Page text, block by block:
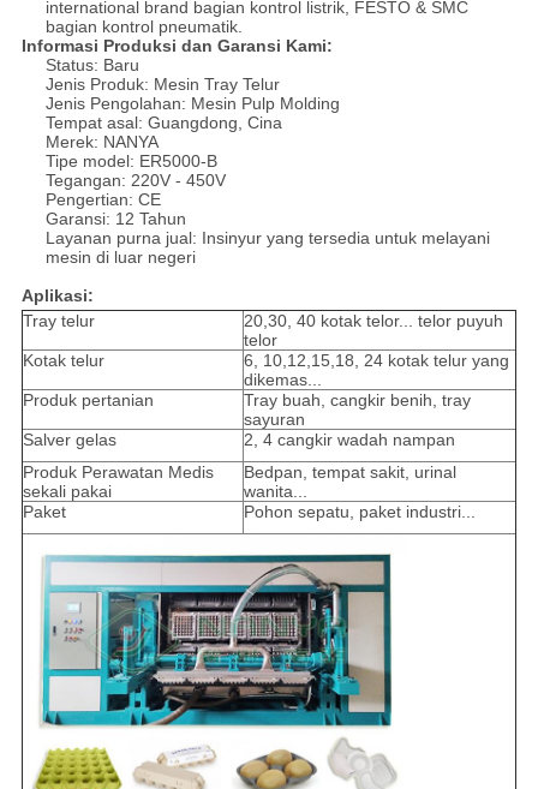
international brand bagian kontrol listrik, FESTO & SMC
bagian kontrol pneumatik.
Informasi Produksi dan Garansi Kami:
Status: Baru
Jenis Produk: Mesin Tray Telur
Jenis Pengolahan: Mesin Pulp Molding
Tempat asal: Guangdong, Cina
Merek: NANYA
Tipe model: ER5000-B
Tegangan: 220V - 450V
Pengertian: CE
Garansi: 12 Tahun
Layanan purna jual: Insinyur yang tersedia untuk melayani
mesin di luar negeri
Aplikasi:
Tray telur
20,30, 40 kotak telor... telor puyuh
telor
Kotak telur
6, 10,12,15,18, 24 kotak telur yang
dikemas...
Produk pertanian
Tray buah, cangkir benih, tray
sayuran
Salver gelas
2, 4 cangkir wadah nampan
Produk Perawatan Medis
sekali pakai
Bedpan, tempat sakit, urinal
wanita...
Paket
Pohon sepatu, paket industri...